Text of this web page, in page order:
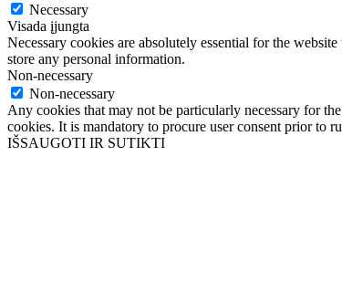
Necessary
Visada įjungta
Necessary cookies are absolutely essential for the
store any personal information.
Non-necessary
Non-necessary
Any cookies that may not be particularly necessary for
cookies. It is mandatory to procure user consent prior to
IŠSAUGOTI IR SUTIKTI